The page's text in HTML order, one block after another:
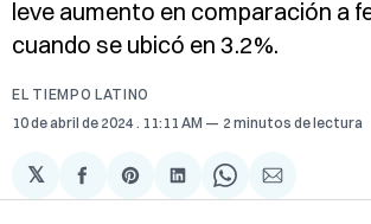
leve aumento en comparación a
cuando se ubicó en 3.2%.
EL TIEMPO LATINO
10 de abril de 2024 . 11:11 AM 2 minutos de lectura
𝕏
Compartir
en
Share
on
Compartir
en
Share
on
Compartir
via